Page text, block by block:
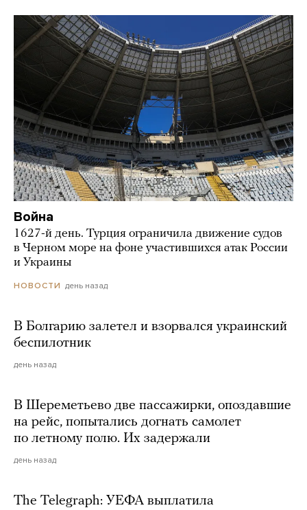
Война
1627-й день. Турция ограничила движение судов
в Черном море на фоне участившихся атак России
и Украины
НОВОСТИ день назад
В Болгарию залетел и взорвался украинский
беспилотник
день назад
В Шереметьево две пассажирки, опоздавшие
на рейс, попытались догнать самолет
по летному полю. Их задержали
день назад
The Telegraph: УЕФА выплатила